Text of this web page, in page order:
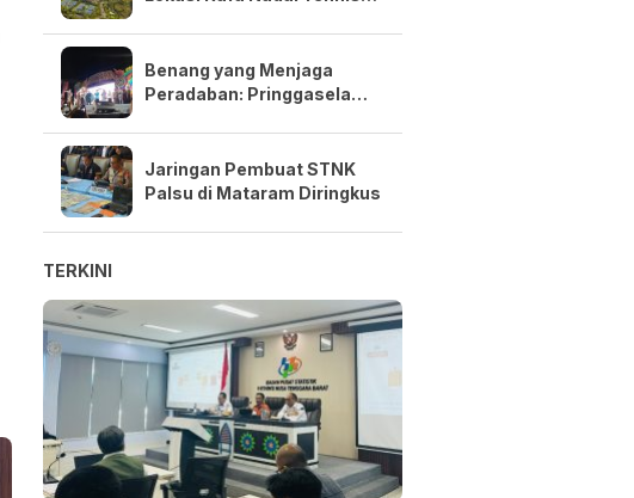
Benang yang Menjaga
Peradaban: Pringgasela
Jaringan Pembuat STNK
Palsu di Mataram Diringkus
TERKINI